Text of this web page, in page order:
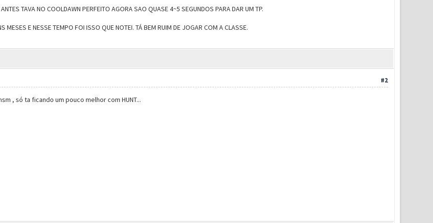
TAVA NO COOLDAWN PERFEITO AGORA SAO QUASE 4~5 SEGUNDOS PARA DAR UM TP.
MESES E NESSE TEMPO FOI ISSO QUE NOTEI. TÁ BEM RUIM DE JOGAR COM A CLASSE.
#2
, só ta ficando um pouco melhor com HUNT...